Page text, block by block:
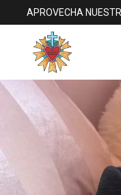
APROVECHA